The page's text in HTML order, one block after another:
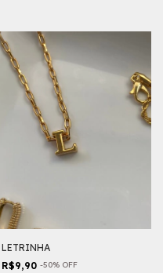
LETRINHA
R$9,90 -50% OFF